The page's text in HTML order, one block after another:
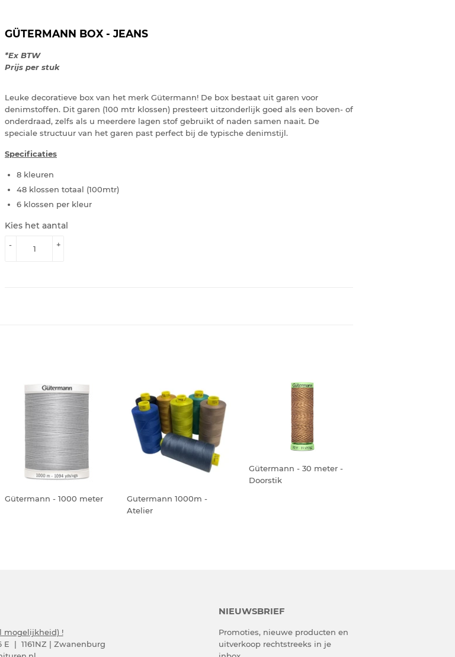
GÜTERMANN BOX - JEANS
*Ex BTW
Prijs per stuk
Leuke decoratieve box van het merk Gütermann! De box bestaat uit garen voor
denimstoffen. Dit garen (100 mtr klossen) presteert uitzonderlijk goed als een boven- of
onderdraad, zelfs als u meerdere lagen stof gebruikt of naden samen naait. De
speciale structuur van het garen past perfect bij de typische denimstijl.
Specificaties
8 kleuren
48 klossen totaal (100mtr)
6 klossen per kleur
Kies het aantal
+
-
Gütermann - 1000 meter
Gutermann 1000m -
Atelier
Gütermann - 30 meter -
Doorstik
mogelijkheid) !
E | 1161NZ | Zwanenburg
NIEUWSBRIEF
Promoties, nieuwe producten en
uitverkoop rechtstreeks in je